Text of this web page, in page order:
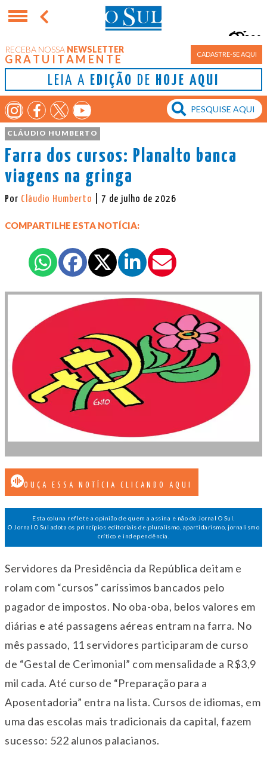
RECEBA NOSSA NEWSLETTER
GRATUITAMENTE CADASTRE-SE AQUI
LEIA A EDIÇÃO DE HOJE AQUI
Porto Alegre
9°
CLÁUDIO HUMBERTO
Farra dos cursos: Planalto banca
viagens na gringa
Por Cláudio Humberto | 7 de julho de 2026
COMPARTILHE ESTA NOTÍCIA:
OUÇA ESSA NOTÍCIA CLICANDO AQUI
Esta coluna reflete a opinião de quem a assina e não do Jornal O Sul.
O Jornal O Sul adota os princípios editoriais de pluralismo, apartidarismo, jornalismo
crítico e independência.
Servidores da Presidência da República deitam e
rolam com “cursos” caríssimos bancados pelo
pagador de impostos. No oba-oba, belos valores em
diárias e até passagens aéreas entram na farra. No
mês passado, 11 servidores participaram de curso
de “Gestal de Cerimonial” com mensalidade a R$3,9
mil cada. Até curso de “Preparação para a
Aposentadoria” entra na lista. Cursos de idiomas, em
uma das escolas mais tradicionais da capital, fazem
sucesso: 522 alunos palacianos.